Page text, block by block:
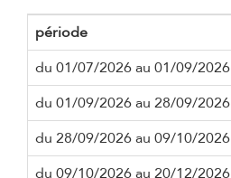
période
du 01/07/2026 au 01/09/2026
du 01/09/2026 au 28/09/2026
du 28/09/2026 au 09/10/2026
du 09/10/2026 au 20/12/2026